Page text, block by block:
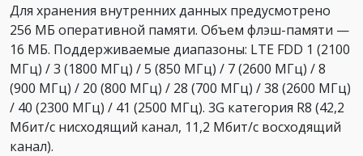
Для хранения внутренних данных предусмотрено
256 МБ оперативной памяти. Объем флэш-памяти —
16 МБ. Поддерживаемые диапазоны: LTE FDD 1 (2100
МГц) / 3 (1800 МГц) / 5 (850 МГц) / 7 (2600 МГц) / 8
(900 МГц) / 20 (800 МГц) / 28 (700 МГц) / 38 (2600 МГц)
/ 40 (2300 МГц) / 41 (2500 МГц). 3G категория R8 (42,2
Мбит/с нисходящий канал, 11,2 Мбит/с восходящий
канал).